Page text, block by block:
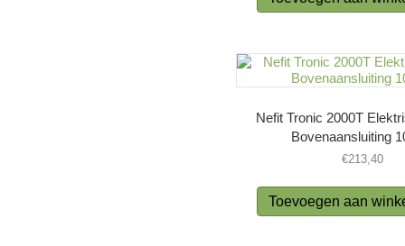
Nefit Tronic 2000T
Bovenaansluiting
€213,40
Toevoegen aan